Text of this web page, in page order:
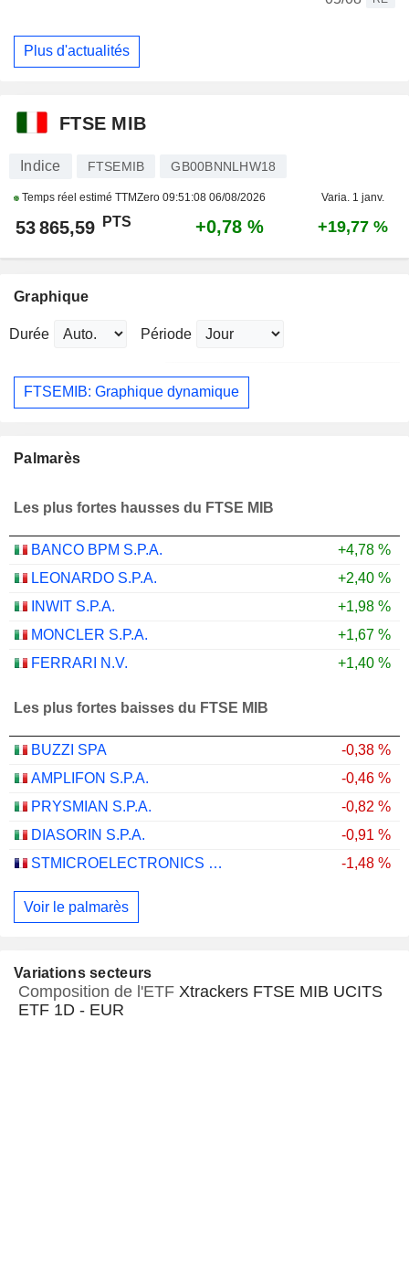
Plus d'actualités
FTSE MIB
Indice FTSEMIB GB00BNNLHW18
Temps réel estimé TTMZero 09:51:08 06/08/2026 Varia. 1 janv.
53 865,59 PTS +0,78 % +19,77 %
Graphique
Durée Période
FTSEMIB: Graphique dynamique
Palmarès
Les plus fortes hausses du FTSE MIB
BANCO BPM S.P.A.
+4,78 %
LEONARDO S.P.A.
+2,40 %
INWIT S.P.A.
+1,98 %
MONCLER S.P.A.
+1,67 %
FERRARI N.V.
+1,40 %
Les plus fortes baisses du FTSE MIB
BUZZI SPA
-0,38 %
AMPLIFON S.P.A.
-0,46 %
PRYSMIAN S.P.A.
-0,82 %
DIASORIN S.P.A.
-0,91 %
STMICROELECTRONICS N.V.
-1,48 %
Voir le palmarès
Variations secteurs
Composition de l'ETF Xtrackers FTSE MIB UCITS
ETF 1D - EUR